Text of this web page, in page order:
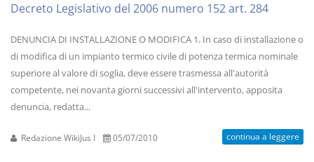
Decreto Legislativo del 2006 numero 152 art. 284
DENUNCIA DI INSTALLAZIONE O MODIFICA 1. In caso di installazione o
di modifica di un impianto termico civile di potenza termica nominale
superiore al valore di soglia, deve essere trasmessa all'autorità
competente, nei novanta giorni successivi all'intervento, apposita
denuncia, redatta...
Redazione WikiJus I 05/07/2010 continua a leggere